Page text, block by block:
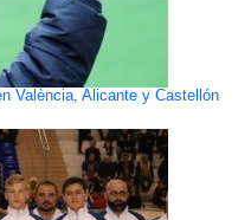
València, Alicante y Castellón